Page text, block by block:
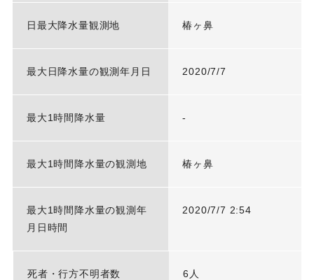
日最大降水量観測地 椿ヶ鼻
最大日降水量の観測年月日 2020/7/7
最大1時間降水量 -
最大1時間降水量の観測地 椿ヶ鼻
最大1時間降水量の観測年
月日時間
2020/7/7 2:54
死者・行方不明者数 6人